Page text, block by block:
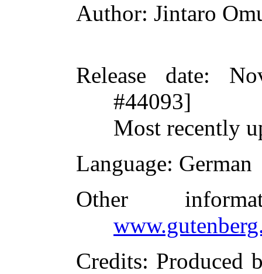
Author: Jintaro
Release date:
#44093]
Most recently
Language: German
Other
Credits: Produced